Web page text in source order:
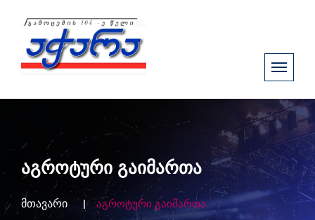
აგროტური გაიმართა
მთავარი აგროტური გაიმართა